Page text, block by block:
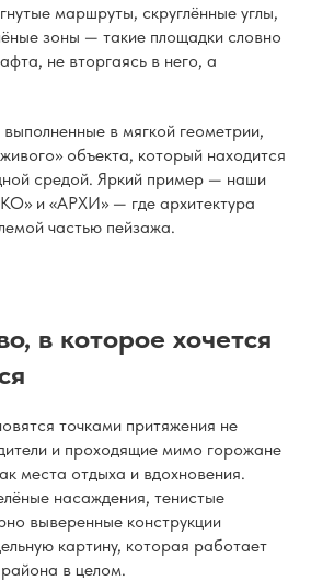
маршруты, скруглённые углы,
зоны — такие площадки словно
не вторгаясь в него, а
в мягкой геометрии,
объекта, который находится
средой. Яркий пример — наши
и «АРХИ» — где архитектура
частью пейзажа.
в которое хочется
точками притяжения не
и проходящие мимо горожане
места отдыха и вдохновения.
насаждения, тенистые
выверенные конструкции
картину, которая работает
в целом.